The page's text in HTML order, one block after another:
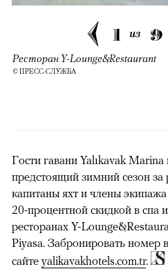
1 из 9
Ресторан Y-Lounge&Restaurant
© ПРЕСС-СЛУЖБА
Гости гавани Yalıkavak
предстоящий зимний сезон
капитаны яхт и члены экипажа
20-процентной скидкой в спа
ресторанах Y-
Piyasa. Забронировать номер
сайте yalikavakhotels.com.tr.